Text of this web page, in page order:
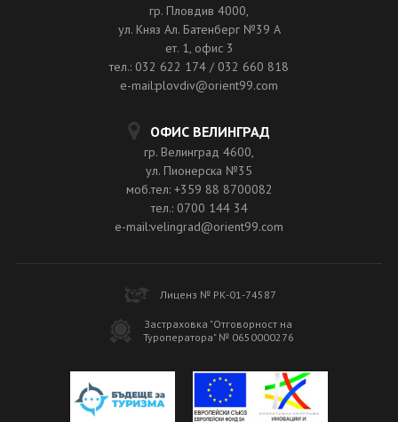
гр. Пловдив 4000,
ул. Княз Ал. Батенберг №39 A
ет. 1, офис 3
тел.: 032 622 174 / 032 660 818
e-mail:plovdiv@orient99.com
ОФИС ВЕЛИНГРАД
гр. Велинград 4600,
ул. Пионерска №35
моб.тел: +359 88 8700082
тел.: 0700 144 34
e-mail:velingrad@orient99.com
Лиценз № РК-01-74587
Застраховка "Отговорност на
Туроператора" № 0650000276